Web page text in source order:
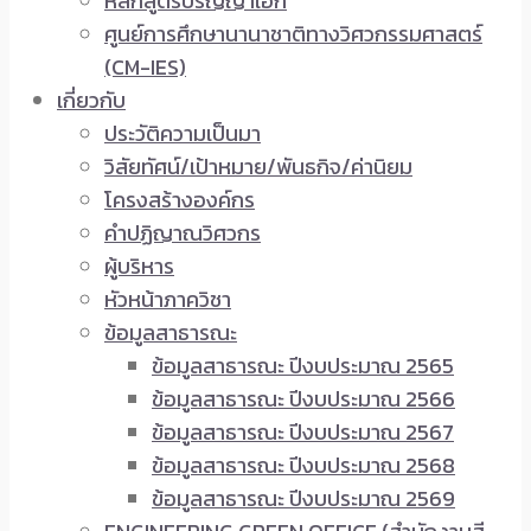
ศูนย์การศึกษานานาชาติทางวิศวกรรมศาสตร์
(CM-IES)
เกี่ยวกับ
ประวัติความเป็นมา
วิสัยทัศน์/เป้าหมาย/พันธกิจ/ค่านิยม
โครงสร้างองค์กร
คำปฏิญาณวิศวกร
ผู้บริหาร
หัวหน้าภาควิชา
ข้อมูลสาธารณะ
ข้อมูลสาธารณะ ปีงบประมาณ 2565
ข้อมูลสาธารณะ ปีงบประมาณ 2566
ข้อมูลสาธารณะ ปีงบประมาณ 2567
ข้อมูลสาธารณะ ปีงบประมาณ 2568
ข้อมูลสาธารณะ ปีงบประมาณ 2569